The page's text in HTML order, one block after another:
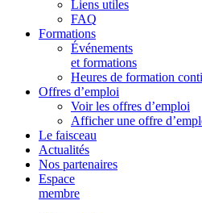
Liens utiles
FAQ
Formations
Événements
et formations
Heures de formation
Offres d’emploi
Voir les offres d’emploi
Afficher une offre
Le faisceau
Actualités
Nos partenaires
Espace
membre